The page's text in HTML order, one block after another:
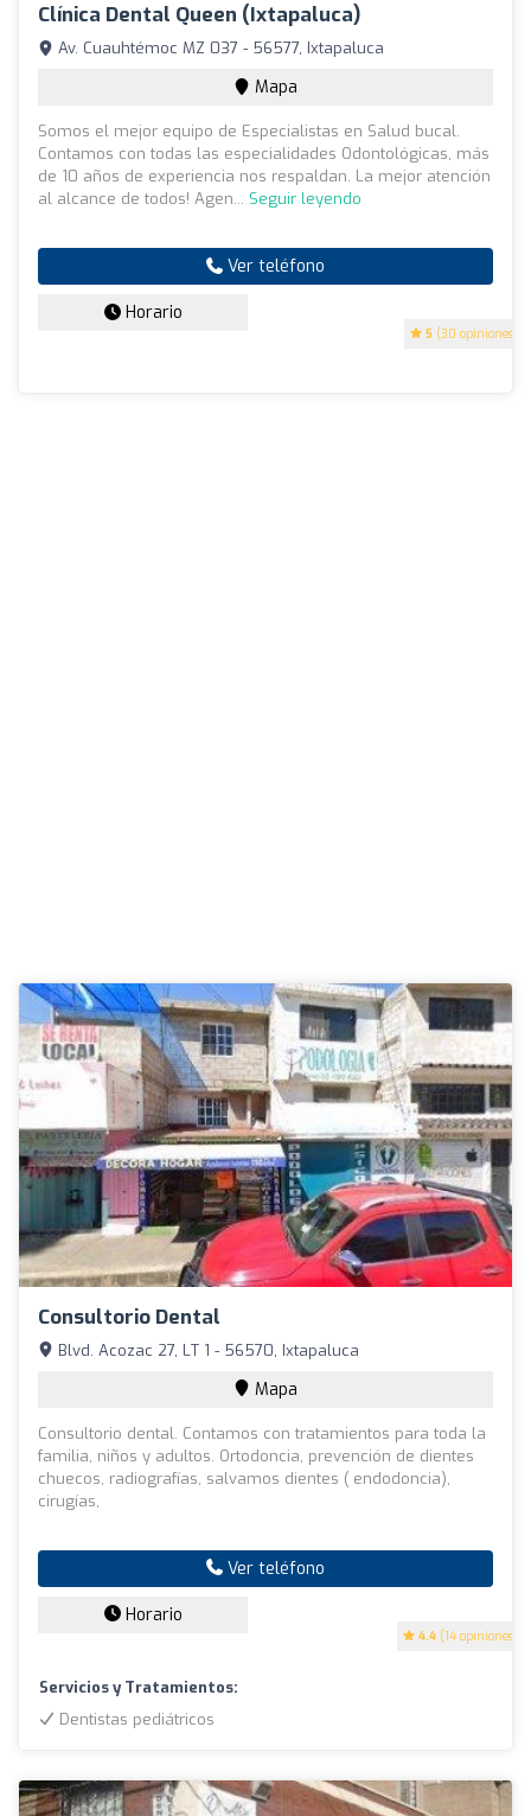
Clínica Dental Queen (Ixtapaluca)
5 (30 opiniones)
Av. Cuauhtémoc MZ 037 - 56577, Ixtapaluca
Mapa
Somos el mejor equipo de Especialistas en Salud bucal.
Contamos con todas las especialidades Odontológicas, más
de 10 años de experiencia nos respaldan. La mejor atención
al alcance de todos! Agen... Seguir leyendo
Ver teléfono
Horario
Consultorio Dental
4.4 (14 opiniones)
Blvd. Acozac 27, LT 1 - 56570, Ixtapaluca
Mapa
Consultorio dental. Contamos con tratamientos para toda la
familia, niños y adultos. Ortodoncia, prevención de dientes
chuecos, radiografías, salvamos dientes ( endodoncia),
cirugías,
Ver teléfono
Horario
Servicios y Tratamientos:
Dentistas pediátricos